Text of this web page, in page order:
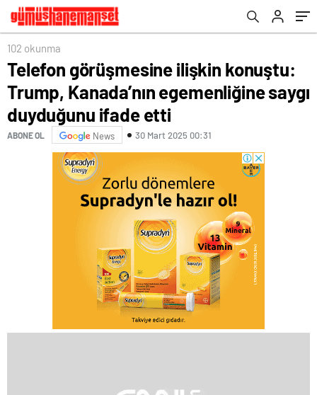
ifade etti
102 okunma
Telefon görüşmesine ilişkin konuştu:
Trump, Kanada’nın egemenliğine saygı
duyduğunu ifade etti
ABONE OL News 30 Mart 2025 00:31